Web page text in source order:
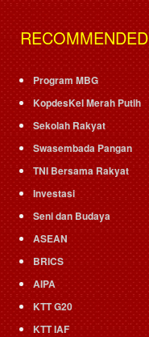
RECOMMENDED
Program MBG
KopdesKel Merah Putih
Sekolah Rakyat
Swasembada Pangan
TNI Bersama Rakyat
Investasi
Seni dan Budaya
ASEAN
BRICS
AIPA
KTT G20
KTT IAF